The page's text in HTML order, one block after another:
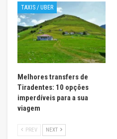
TAXIS / UBER
Melhores transfers de
Tiradentes: 10 opções
imperdíveis para a sua
viagem
PREV NEXT